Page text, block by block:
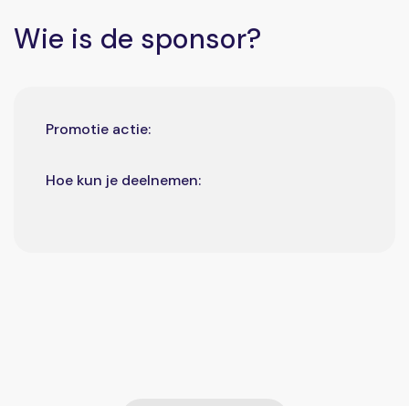
Wie is de sponsor?
Promotie actie:
Hoe kun je deelnemen: